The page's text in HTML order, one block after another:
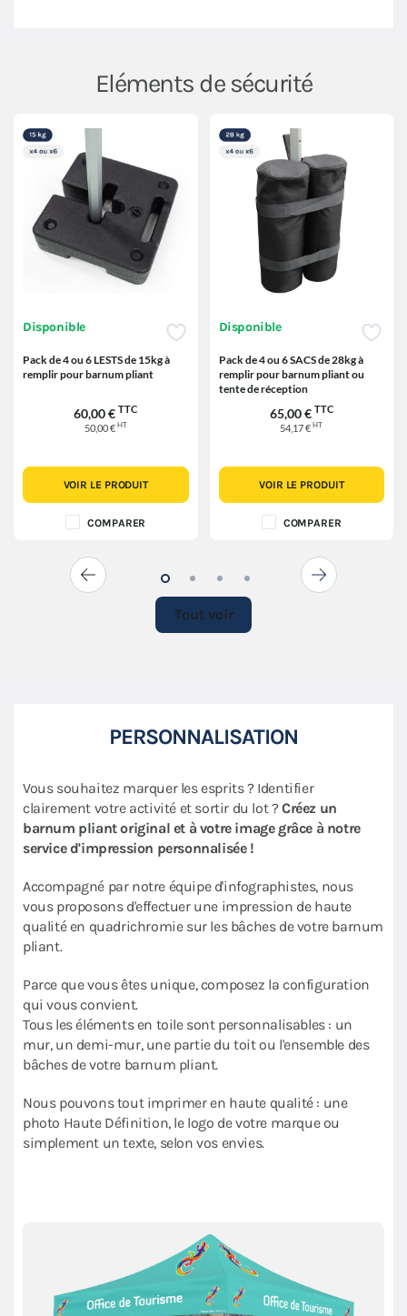
Eléments de sécurité
Disponible
Pack de 4 ou 6 LESTS de 15kg à
remplir pour barnum pliant
60,00 € TTC
50,00 € HT
VOIR LE PRODUIT
COMPARER
Disponible
Pack de 4 ou 6 SACS de 28kg à
remplir pour barnum pliant ou
tente de réception
65,00 € TTC
54,17 €HT
VOIR LE PRODUIT
COMPARER
Tout voir
PERSONNALISATION
Vous souhaitez marquer les esprits ? Identifier
clairement votre activité et sortir du lot ?Créez un
barnum pliant original et à votre image grâce à notre
service d'impression personnalisée !
Accompagné par notre équipe d'infographistes, nous
vous proposons d'effectuer une impression de haute
qualité en quadrichromie sur les bâches de votre barnum
pliant.
Parce que vous êtes unique, composez la configuration
qui vous convient.
Tous les éléments en toile sont personnalisables : un
mur, un demi-mur, une partie du toit ou l'ensemble des
bâches de votre barnum pliant.
Nous pouvons tout imprimer en haute qualité : une
photo Haute Définition, le logo de votre marque ou
simplement un texte, selon vos envies.